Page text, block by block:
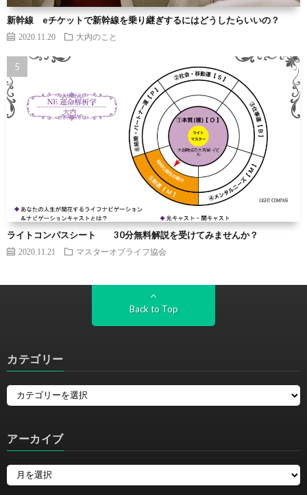
新幹線 eチケットで新幹線を乗り継ぎするにはどうしたらいいの？
2020.11.20 大内のこと
ライトコンパスシート 30分無料解説を受けてみませんか？
2020.11.21 マスターオブライフ協会
Back to Top
カテゴリー
アーカイブ